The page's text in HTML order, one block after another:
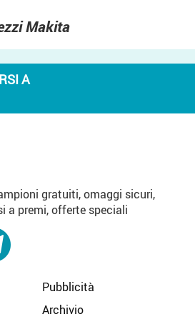
Makita
A
gratuiti, omaggi sicuri,
a premi, offerte speciali
Pubblicità
Archivio